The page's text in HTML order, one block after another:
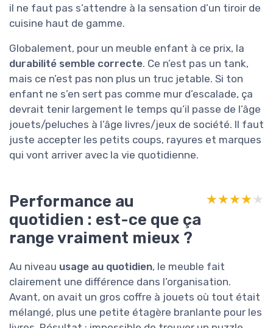
il ne faut pas s’attendre à la sensation d’un tiroir de
cuisine haut de gamme.
Globalement, pour un meuble enfant à ce prix, la
durabilité semble correcte. Ce n’est pas un tank,
mais ce n’est pas non plus un truc jetable. Si ton
enfant ne s’en sert pas comme mur d’escalade, ça
devrait tenir largement le temps qu’il passe de l’âge
jouets/peluches à l’âge livres/jeux de société. Il faut
juste accepter les petits coups, rayures et marques
qui vont arriver avec la vie quotidienne.
Performance au
quotidien : est-ce que ça
range vraiment mieux ?
★★★★★
★★★★★
Au niveau usage au quotidien, le meuble fait
clairement une différence dans l’organisation.
Avant, on avait un gros coffre à jouets où tout était
mélangé, plus une petite étagère branlante pour les